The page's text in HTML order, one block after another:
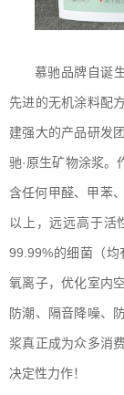
慕驰品牌自诞
先进的无机涂料配
建强大的产品研发
驰·原生矿物涂浆。
含任何甲醛、甲苯
以上，远远高于活
99.99%的细菌（均
氧离子，优化室内
防潮、隔音降噪、
浆真正成为众多消
决定性力作！